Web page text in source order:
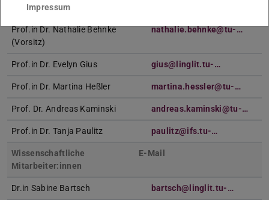
Professor:innen
Prof.in Dr. Nathalie Behnke
(Vorsitz)
nathalie.behnke@tu-…
Prof.in Dr. Evelyn Gius gius@linglit.tu-…
Prof.in Dr. Martina Heßler martina.hessler@tu-…
Prof. Dr. Andreas Kaminski andreas.kaminski@tu-…
Prof.in Dr. Tanja Paulitz paulitz@ifs.tu-…
Wissenschaftliche
Mitarbeiter:innen
E-Mail
Dr.in Sabine Bartsch bartsch@linglit.tu-…
Impressum